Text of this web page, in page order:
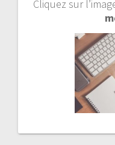
Cliquez sur